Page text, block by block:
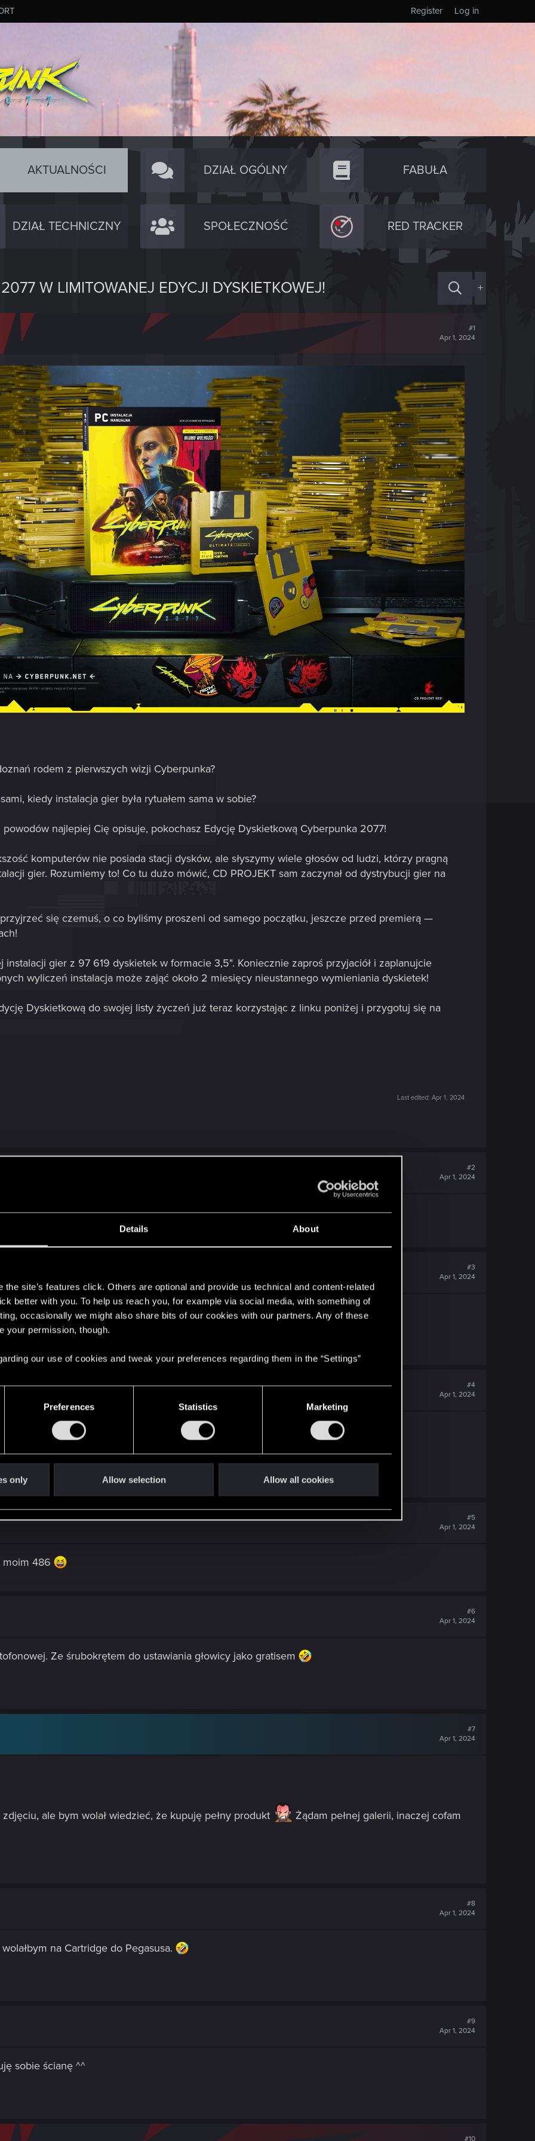
Details About
the site’s features click. Others are optional and provide us technical and content-related
better with you. To help us reach you, for example via social media, with something of
occasionally we might also share bits of our cookies with our partners. Any of these
your permission, though.
our use of cookies and tweak your preferences regarding them in the “Settings”
Preferences Statistics Marketing
only Allow selection Allow all cookies
Log in
Register
AKTUALNOŚCI DZIAŁ OGÓLNY FABUŁA
DZIAŁ TECHNICZNY SPOŁECZNOŚĆ RED TRACKER
W LIMITOWANEJ EDYCJI DYSKIETKOWEJ! +
#1
Apr 1, 2024
rodem z pierwszych wizji Cyberpunka?
kiedy instalacja gier była rytuałem sama w sobie?
najlepiej Cię opisuje, pokochasz Edycję Dyskietkową Cyberpunka 2077!
komputerów nie posiada stacji dysków, ale słyszymy wiele głosów od ludzi, którzy pragną
gier. Rozumiemy to! Co tu dużo mówić, CD PROJEKT sam zaczynał od dystrybucji gier na
się czemuś, o co byliśmy proszeni od samego początku, jeszcze przed premierą —
instalacji gier z 97 619 dyskietek w formacie 3,5". Koniecznie zaproś przyjaciół i zaplanujcie
wyliczeń instalacja może zająć około 2 miesięcy nieustannego wymieniania dyskietek!
Dyskietkową do swojej listy życzeń już teraz korzystając z linku poniżej i przygotuj się na
Last edited: Apr 1, 2024
#2
Apr 1, 2024
#3
Apr 1, 2024
pojawi się wersja na karty perforowane?? Było by to trochę bardziej wygodne.
#4
Apr 1, 2024
w jakiejs wersji 8bit wyglądałaby przekozacko!
#5
Apr 1, 2024
moim 486
#6
Apr 1, 2024
Ze śrubokrętem do ustawiania głowicy jako gratisem
#7
Apr 1, 2024
ale bym wolał wiedzieć, że kupuję pełny produkt
Żądam pełnej galerii, inaczej cofam
#8
Apr 1, 2024
na Cartridge do Pegasusa.
#9
Apr 1, 2024
sobie ścianę ^^
#10